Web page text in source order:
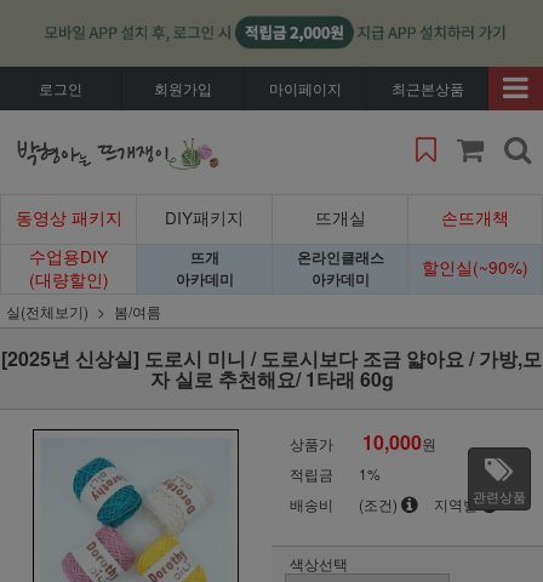
로그인 회원가입 마이페이지 최근본상품
동영상 패키지 DIY패키지 뜨개실
손뜨개책
수업용DIY
(대량할인)
뜨개
아카데미
온라인클래스
아카데미
할인실(~90%)
실(전체보기) 봄/여름
[2025년 신상실] 도로시 미니 / 도로시보다 조금 얇아요 / 가방,모
자 실로 추천해요/ 1타래 60g
상품가 10,000원
적립금
1%
배송비
(조건) 지역별관련상품
색상선택